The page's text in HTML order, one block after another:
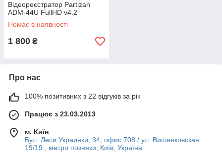
Відеореєстратор Partizan
ADM-44U FullHD v4.2
Немає в наявності
1 800 ₴
Про нас
100% позитивних з 22 відгуків за рік
Працює з 23.03.2013
м. Київ
Бул. Леси Украинки, 34, офис 708 / ул. Вишняковская
19/19 , метро позняки, Київ, Україна